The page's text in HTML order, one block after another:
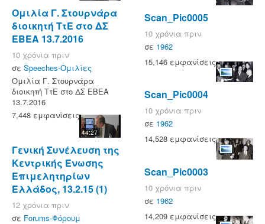
Ομιλία Γ. Στουρνάρα
διοικητή ΤτΕ στο ΔΣ
ΕΒΕΑ 13.7.2016
10 χρόνια πριν
σε Speeches-Ομιλίες
Ομιλία Γ. Στουρνάρα
διοικητή ΤτΕ στο ΔΣ ΕΒΕΑ
13.7.2016
7,448 εμφανίσεις
44:27
Γενική Συνέλευση της
Κεντρικής Ένωσης
Επιμελητηρίων
Ελλάδος, 13.2.15 (1)
12 χρόνια πριν
σε Forums-Φόρουμ
Scan_Pic0005
10 χρόνια πριν
σε 1962
15,146 εμφανίσεις
Scan_Pic0004
10 χρόνια πριν
σε 1962
14,528 εμφανίσεις
Scan_Pic0003
10 χρόνια πριν
σε 1962
14,209 εμφανίσεις